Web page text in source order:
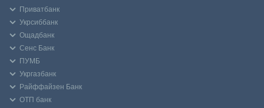
Приватбанк
Укрсиббанк
Ощадбанк
Сенс Банк
ПУМБ
Укргазбанк
Райффайзен Банк
ОТП банк